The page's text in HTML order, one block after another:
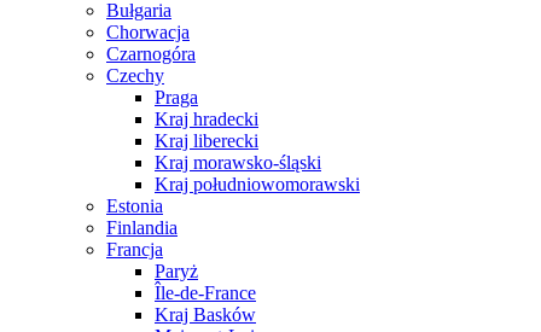
Bułgaria
Chorwacja
Czarnogóra
Czechy
Praga
Kraj hradecki
Kraj liberecki
Kraj morawsko-śląski
Kraj południowomorawski
Estonia
Finlandia
Francja
Paryż
Île-de-France
Kraj Basków